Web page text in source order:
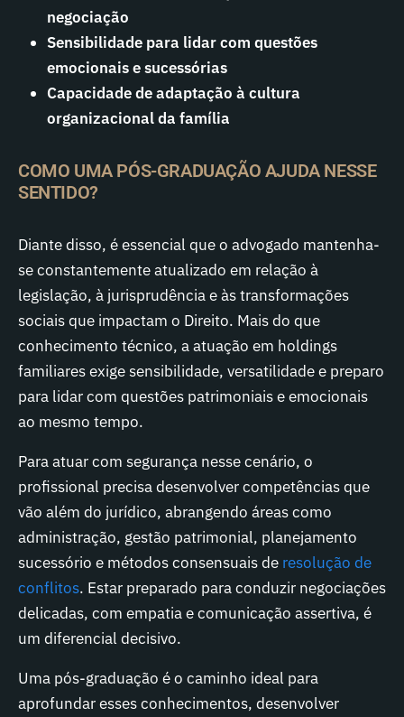
negociação
Sensibilidade para lidar com questões
emocionais e sucessórias
Capacidade de adaptação à cultura
organizacional da família
COMO UMA PÓS-GRADUAÇÃO AJUDA NESSE
SENTIDO?
Diante disso, é essencial que o advogado mantenha-
se constantemente atualizado em relação à
legislação, à jurisprudência e às transformações
sociais que impactam o Direito. Mais do que
conhecimento técnico, a atuação em holdings
familiares exige sensibilidade, versatilidade e preparo
para lidar com questões patrimoniais e emocionais
ao mesmo tempo.
Para atuar com segurança nesse cenário, o
profissional precisa desenvolver competências que
vão além do jurídico, abrangendo áreas como
administração, gestão patrimonial, planejamento
sucessório e métodos consensuais de resolução de
conflitos. Estar preparado para conduzir negociações
delicadas, com empatia e comunicação assertiva, é
um diferencial decisivo.
Uma pós-graduação é o caminho ideal para
aprofundar esses conhecimentos, desenvolver